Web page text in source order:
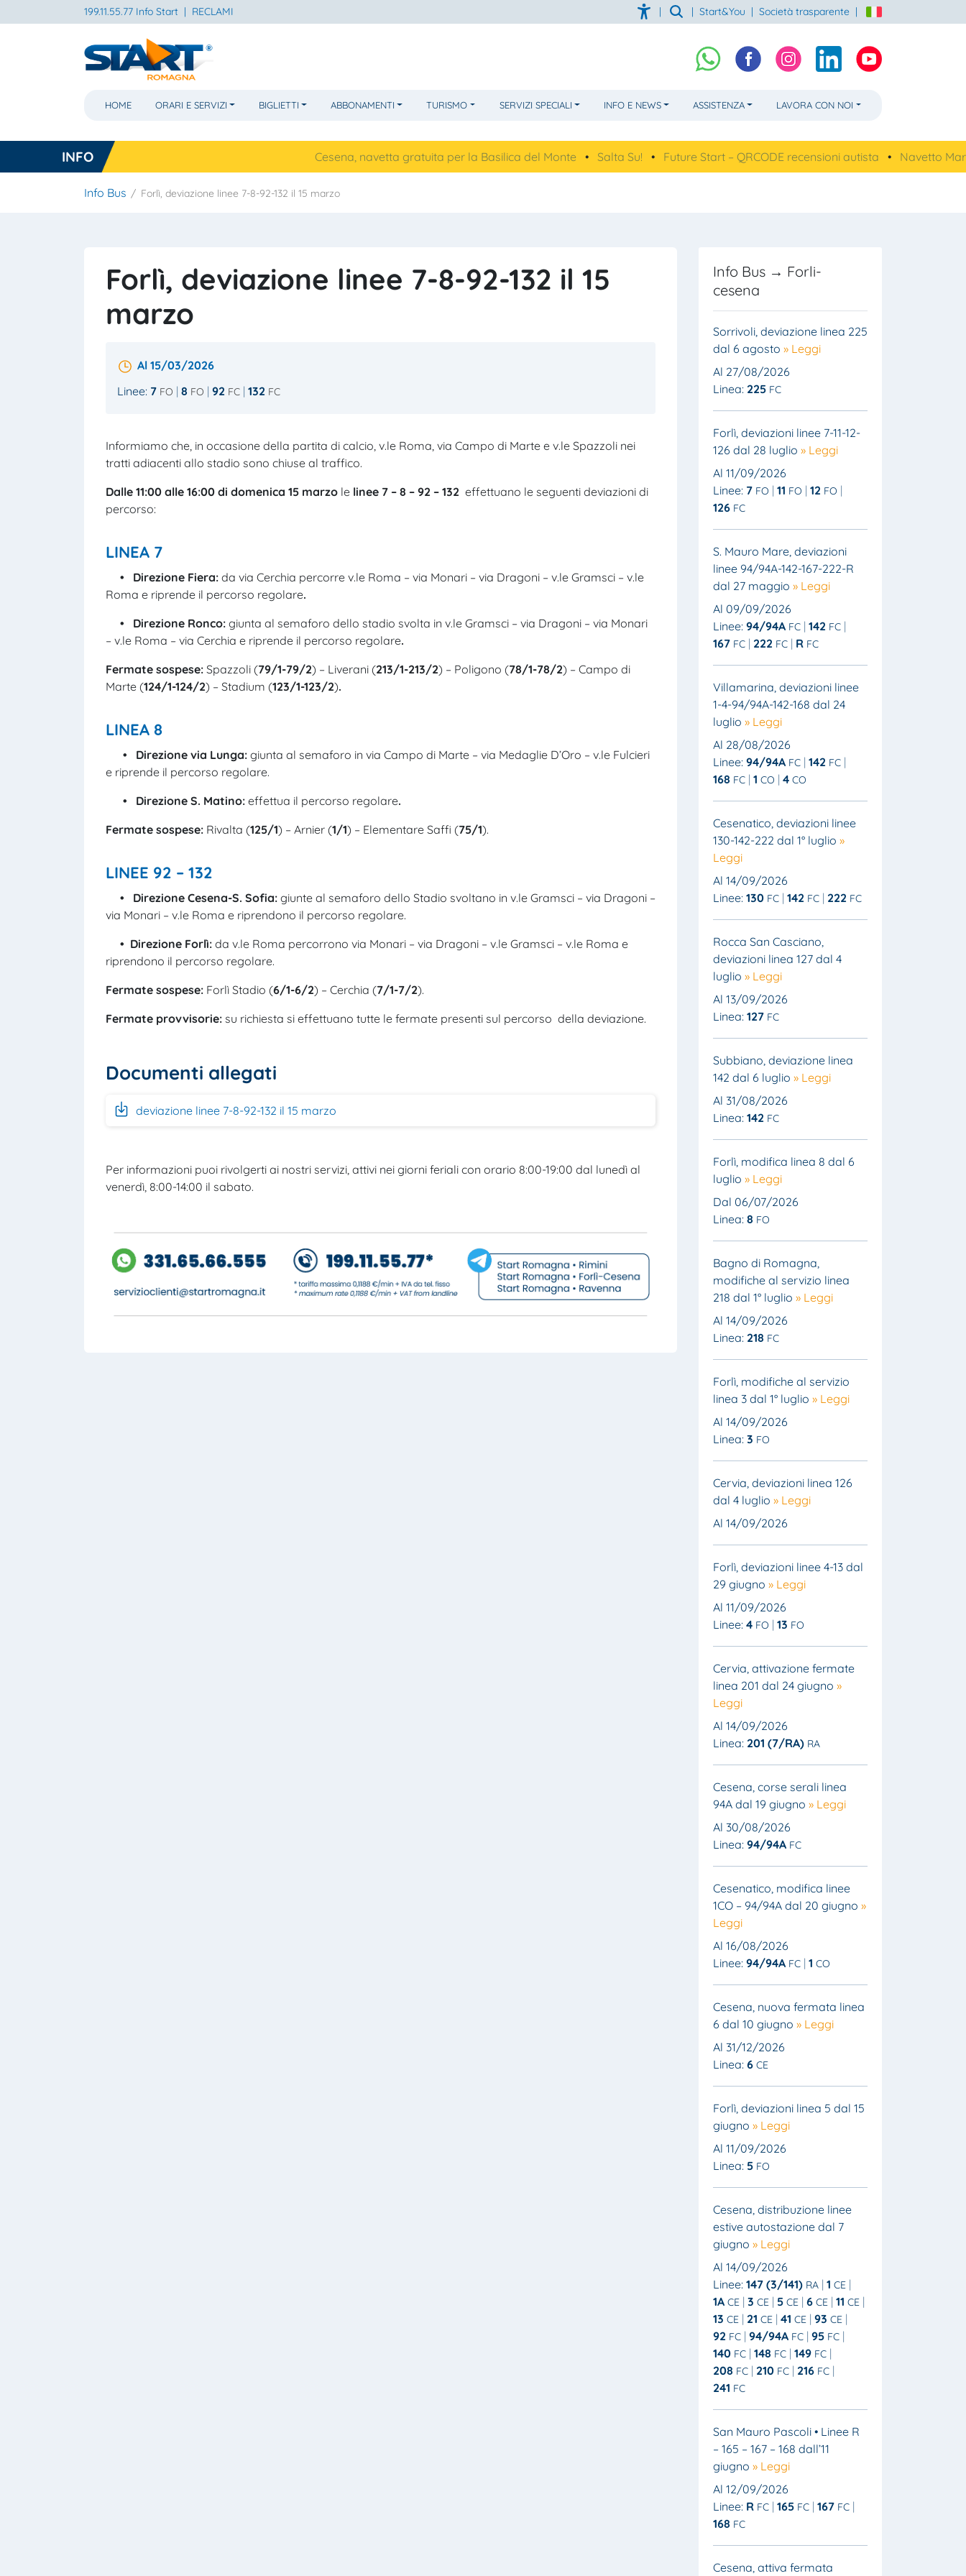
199.11.55.77 Info Start | RECLAMI | | Start&You | Società trasparente |
HOME ORARI E SERVIZI BIGLIETTI ABBONAMENTI TURISMO SERVIZI SPECIALI INFO E NEWS ASSISTENZA LAVORA CON NOI
INFO Cesena, navetta gratuita per la Basilica del Monte • Salta Su! • Future Start – QRCODE recensioni autista • Navetto Mare, linea
Info Bus Forlì, deviazione linee 7-8-92-132 il 15 marzo
Forlì, deviazione linee 7-8-92-132 il 15
marzo
Al 15/03/2026
Linee: 7 FO 8 FO 92 FC 132 FC
Informiamo che, in occasione della partita di calcio, v.le Roma, via Campo di Marte e v.le Spazzoli nei
tratti adiacenti allo stadio sono chiuse al traffico.
Dalle 11:00 alle 16:00 di domenica 15 marzo le linee 7 – 8 – 92 – 132 effettuano le seguenti deviazioni di
percorso:
LINEA 7
• Direzione Fiera: da via Cerchia percorre v.le Roma – via Monari – via Dragoni – v.le Gramsci – v.le
Roma e riprende il percorso regolare.
• Direzione Ronco: giunta al semaforo dello stadio svolta in v.le Gramsci – via Dragoni – via Monari
– v.le Roma – via Cerchia e riprende il percorso regolare.
Fermate sospese: Spazzoli (79/1-79/2) – Liverani (213/1-213/2) – Poligono (78/1-78/2) – Campo di
Marte (124/1-124/2) – Stadium (123/1-123/2).
LINEA 8
• Direzione via Lunga: giunta al semaforo in via Campo di Marte – via Medaglie D’Oro – v.le Fulcieri
e riprende il percorso regolare.
• Direzione S. Matino: effettua il percorso regolare.
Fermate sospese: Rivalta (125/1) – Arnier (1/1) – Elementare Saffi (75/1).
LINEE 92 – 132
• Direzione Cesena-S. Sofia: giunte al semaforo dello Stadio svoltano in v.le Gramsci – via Dragoni –
via Monari – v.le Roma e riprendono il percorso regolare.
• Direzione Forlì: da v.le Roma percorrono via Monari – via Dragoni – v.le Gramsci – v.le Roma e
riprendono il percorso regolare.
Fermate sospese: Forlì Stadio (6/1-6/2) – Cerchia (7/1-7/2).
Fermate provvisorie: su richiesta si effettuano tutte le fermate presenti sul percorso della deviazione.
Documenti allegati
deviazione linee 7-8-92-132 il 15 marzo
Per informazioni puoi rivolgerti ai nostri servizi, attivi nei giorni feriali con orario 8:00-19:00 dal lunedì al
venerdì, 8:00-14:00 il sabato.
Info Bus → Forli-
cesena
Sorrivoli, deviazione linea 225
dal 6 agosto » Leggi
Al 27/08/2026
Linea: 225 FC
Forlì, deviazioni linee 7-11-12-
126 dal 28 luglio » Leggi
Al 11/09/2026
Linee: 7 FO 11 FO 12 FO
126 FC
S. Mauro Mare, deviazioni
linee 94/94A-142-167-222-R
dal 27 maggio » Leggi
Al 09/09/2026
Linee: 94/94A FC 142 FC
167 FC 222 FC R FC
Villamarina, deviazioni linee
1-4-94/94A-142-168 dal 24
luglio » Leggi
Al 28/08/2026
Linee: 94/94A FC 142 FC
168 FC 1 CO 4 CO
Cesenatico, deviazioni linee
130-142-222 dal 1° luglio »
Leggi
Al 14/09/2026
Linee: 130 FC 142 FC 222 FC
Rocca San Casciano,
deviazioni linea 127 dal 4
luglio » Leggi
Al 13/09/2026
Linea: 127 FC
Subbiano, deviazione linea
142 dal 6 luglio » Leggi
Al 31/08/2026
Linea: 142 FC
Forlì, modifica linea 8 dal 6
luglio » Leggi
Dal 06/07/2026
Linea: 8 FO
Bagno di Romagna,
modifiche al servizio linea
218 dal 1° luglio » Leggi
Al 14/09/2026
Linea: 218 FC
Forlì, modifiche al servizio
linea 3 dal 1° luglio » Leggi
Al 14/09/2026
Linea: 3 FO
Cervia, deviazioni linea 126
dal 4 luglio » Leggi
Al 14/09/2026
Forlì, deviazioni linee 4-13 dal
29 giugno » Leggi
Al 11/09/2026
Linee: 4 FO 13 FO
Cervia, attivazione fermate
linea 201 dal 24 giugno »
Leggi
Al 14/09/2026
Linea: 201 (7/RA) RA
Cesena, corse serali linea
94A dal 19 giugno » Leggi
Al 30/08/2026
Linea: 94/94A FC
Cesenatico, modifica linee
1CO – 94/94A dal 20 giugno »
Leggi
Al 16/08/2026
Linee: 94/94A FC 1 CO
Cesena, nuova fermata linea
6 dal 10 giugno » Leggi
Al 31/12/2026
Linea: 6 CE
Forlì, deviazioni linea 5 dal 15
giugno » Leggi
Al 11/09/2026
Linea: 5 FO
Cesena, distribuzione linee
estive autostazione dal 7
giugno » Leggi
Al 14/09/2026
Linee: 147 (3/141) RA 1 CE
1A CE 3 CE 5 CE 6 CE 11 CE
13 CE 21 CE 41 CE 93 CE
92 FC 94/94A FC 95 FC
140 FC 148 FC 149 FC
208 FC 210 FC 216 FC
241 FC
San Mauro Pascoli • Linee R
– 165 – 167 – 168 dall’11
giugno » Leggi
Al 12/09/2026
Linee: R FC 165 FC 167 FC
168 FC
Cesena, attiva fermata